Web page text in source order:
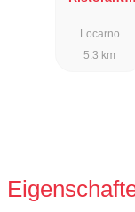
Locarno
5.3 km